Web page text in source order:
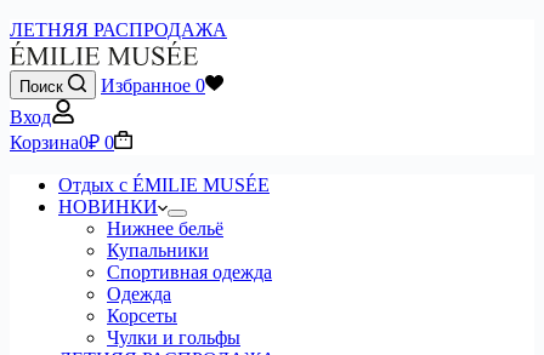
ЛЕТНЯЯ РАСПРОДАЖА
Поиск Избранное 0
Вход
Корзина0₽ 0
Отдых с ÉMILIE MUSÉE
НОВИНКИ
Нижнее бельё
Купальники
Спортивная одежда
Одежда
Корсеты
Чулки и гольфы